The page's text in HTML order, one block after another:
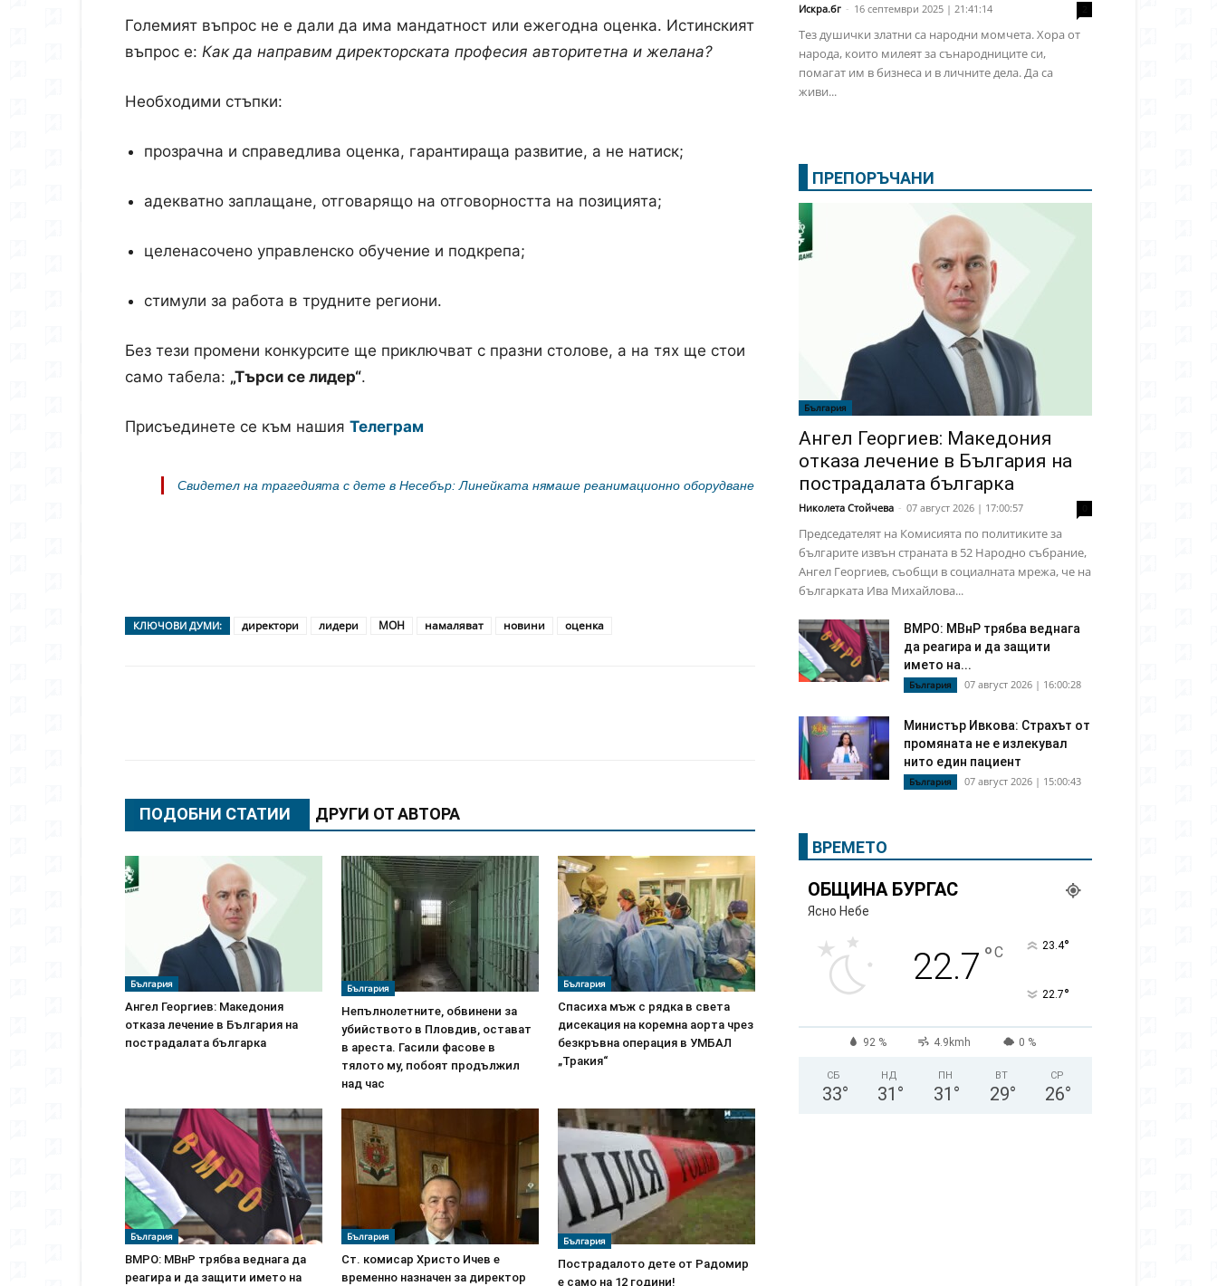
Големият въпрос не е дали да има мандатност или ежегодна оценка. Истинският
въпрос е: Как да направим директорската професия авторитетна и желана?
Необходими стъпки:
прозрачна и справедлива оценка, гарантираща развитие, а не натиск;
адекватно заплащане, отговарящо на отговорността на позицията;
целенасочено управленско обучение и подкрепа;
стимули за работа в трудните региони.
Без тези промени конкурсите ще приключват с празни столове, а на тях ще стои
само табела: „Търси се лидер“.
Присъединете се към нашия Телеграм
Свидетел на трагедията с дете в Несебър: Линейката нямаше реанимационно оборудване
КЛЮЧОВИ ДУМИ: директори лидери МОН намаляват новини оценка
ПОДОБНИ СТАТИИ ДРУГИ ОТ АВТОРА
България
Ангел Георгиев: Македония
отказа лечение в България на
пострадалата българка
България
Непълнолетните, обвинени за
убийството в Пловдив, остават
в ареста. Гасили фасове в
тялото му, побоят продължил
над час
България
Спасиха мъж с рядка в света
дисекация на коремна аорта чрез
безкръвна операция в УМБАЛ
„Тракия“
България
ВМРО: МВнР трябва веднага да
реагира и да защити името на
България
Ст. комисар Христо Ичев е
временно назначен за директор
България
Пострадалото дете от Радомир
е само на 12 години!
Искра.бг - 16 септември 2025 | 21:41:14
Тез душички златни са народни момчета. Хора от
народа, които милеят за сънародниците си,
помагат им в бизнеса и в личните дела. Да са
живи...
ПРЕПОРЪЧАНИ
България
Ангел Георгиев: Македония
отказа лечение в България на
пострадалата българка
Николета Стойчева - 07 август 2026 | 17:00:57
Председателят на Комисията по политиките за
българите извън страната в 52 Народно събрание,
Ангел Георгиев, съобщи в социалната мрежа, че на
българката Ива Михайлова...
ВМРО: МВнР трябва веднага
да реагира и да защити
името на...
България 07 август 2026 | 16:00:28
Министър Ивкова: Страхът от
промяната не е излекувал
нито един пациент
България 07 август 2026 | 15:00:43
ВРЕМЕТО
ОБЩИНА БУРГАС
Ясно Небе
22.7 °C 23.4°
22.7°
92 % 4.9kmh 0 %
СБ
33°
НД
31 °
ПН
31 °
ВТ
29°
СР
26°